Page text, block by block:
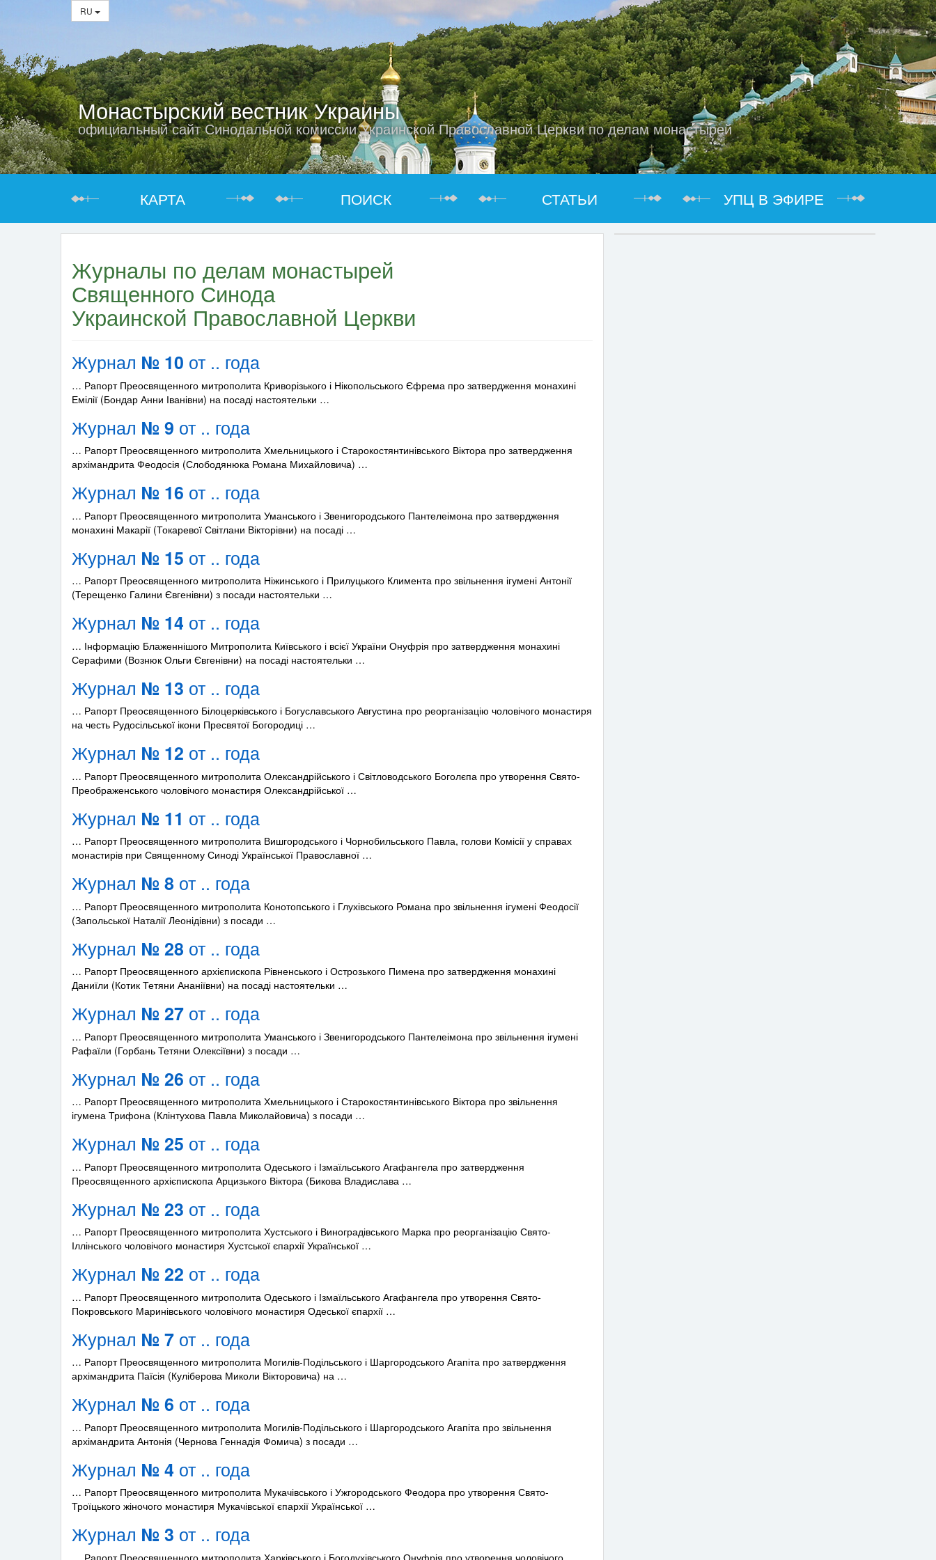
RU
Монастырский вестник Украины
официальный сайт Синодальной комиссии Украинской Православной Церкви по делам монастырей
КАРТА ПОИСК СТАТЬИ УПЦ В ЭФИРЕ
Журналы по делам монастырей
Священного Синода
Украинской Православной Церкви
Журнал № 10 от .. года
… Рапорт Преосвященного митрополита Криворізького і Нікопольського Єфрема про затвердження монахині
Емілії (Бондар Анни Іванівни) на посаді настоятельки …
Журнал № 9 от .. года
… Рапорт Преосвященного митрополита Хмельницького і Старокостянтинівського Віктора про затвердження
архімандрита Феодосія (Слободянюка Романа Михайловича) …
Журнал № 16 от .. года
… Рапорт Преосвященного митрополита Уманського і Звенигородського Пантелеімона про затвердження
монахині Макарії (Токаревої Світлани Вікторівни) на посаді …
Журнал № 15 от .. года
… Рапорт Преосвященного митрополита Ніжинського і Прилуцького Климента про звільнення ігумені Антонії
(Терещенко Галини Євгенівни) з посади настоятельки …
Журнал № 14 от .. года
… Інформацію Блаженнішого Митрополита Київського і всієї України Онуфрія про затвердження монахині
Серафими (Вознюк Ольги Євгенівни) на посаді настоятельки …
Журнал № 13 от .. года
… Рапорт Преосвященного Білоцерківського і Богуславського Августина про реорганізацію чоловічого монастиря
на честь Рудосільської ікони Пресвятої Богородиці …
Журнал № 12 от .. года
… Рапорт Преосвященного митрополита Олександрійського і Світловодського Боголєпа про утворення Свято-
Преображенського чоловічого монастиря Олександрійської …
Журнал № 11 от .. года
… Рапорт Преосвященного митрополита Вишгородського і Чорнобильського Павла, голови Комісії у справах
монастирів при Священному Синоді Української Православної …
Журнал № 8 от .. года
… Рапорт Преосвященного митрополита Конотопського і Глухівського Романа про звільнення ігумені Феодосії
(Запольської Наталії Леонідівни) з посади …
Журнал № 28 от .. года
… Рапорт Преосвященного архієпископа Рівненського і Острозького Пимена про затвердження монахині
Даниїли (Котик Тетяни Ананіївни) на посаді настоятельки …
Журнал № 27 от .. года
… Рапорт Преосвященного митрополита Уманського і Звенигородського Пантелеімона про звільнення ігумені
Рафаїли (Горбань Тетяни Олексіївни) з посади …
Журнал № 26 от .. года
… Рапорт Преосвященного митрополита Хмельницького і Старокостянтинівського Віктора про звільнення
ігумена Трифона (Клінтухова Павла Миколайовича) з посади …
Журнал № 25 от .. года
… Рапорт Преосвященного митрополита Одеського і Ізмаїльського Агафангела про затвердження
Преосвященного архієпископа Арцизького Віктора (Бикова Владислава …
Журнал № 23 от .. года
… Рапорт Преосвященного митрополита Хустського і Виноградівського Марка про реорганізацію Свято-
Іллінського чоловічого монастиря Хустської єпархії Української …
Журнал № 22 от .. года
… Рапорт Преосвященного митрополита Одеського і Ізмаїльського Агафангела про утворення Свято-
Покровського Маринівського чоловічого монастиря Одеської єпархії …
Журнал № 7 от .. года
… Рапорт Преосвященного митрополита Могилів-Подільського і Шаргородського Агапіта про затвердження
архімандрита Паїсія (Куліберова Миколи Вікторовича) на …
Журнал № 6 от .. года
… Рапорт Преосвященного митрополита Могилів-Подільського і Шаргородського Агапіта про звільнення
архімандрита Антонія (Чернова Геннадія Фомича) з посади …
Журнал № 4 от .. года
… Рапорт Преосвященного митрополита Мукачівського і Ужгородського Феодора про утворення Свято-
Троїцького жіночого монастиря Мукачівської єпархії Української …
Журнал № 3 от .. года
… Рапорт Преосвященного митрополита Харківського і Богодухівського Онуфрія про утворення чоловічого